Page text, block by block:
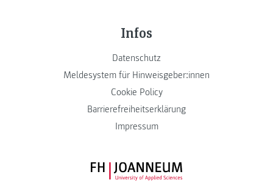
Infos
Datenschutz
Meldesystem für Hinweisgeber:innen
Cookie Policy
Barrierefreiheitserklärung
Impressum
FH JOANNEUM Logo